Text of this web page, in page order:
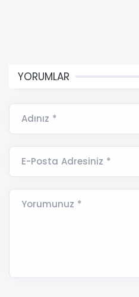
YORUMLAR
Adınız *
E-Posta Adresiniz *
Yorumunuz *